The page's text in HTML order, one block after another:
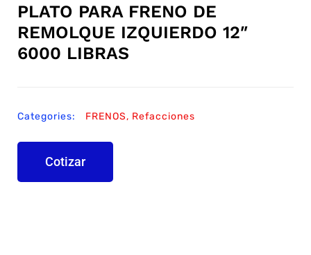
PLATO PARA FRENO DE
REMOLQUE IZQUIERDO 12″
6000 LIBRAS
Categories: FRENOS, Refacciones
Cotizar